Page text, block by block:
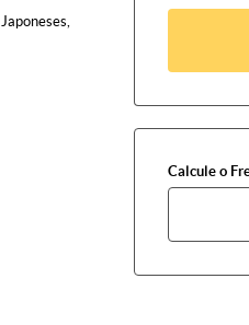
Calcule o